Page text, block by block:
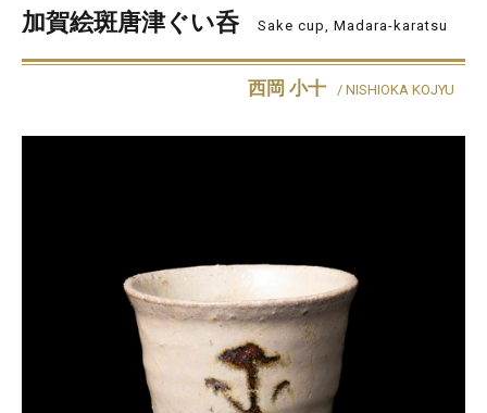
加賀絵斑唐津ぐい呑 Sake cup, Madara-karatsu
西岡 小十 / NISHIOKA KOJYU